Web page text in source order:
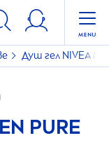
Душ гел NIVEA
PURE